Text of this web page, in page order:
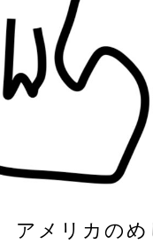
アメリカのめ